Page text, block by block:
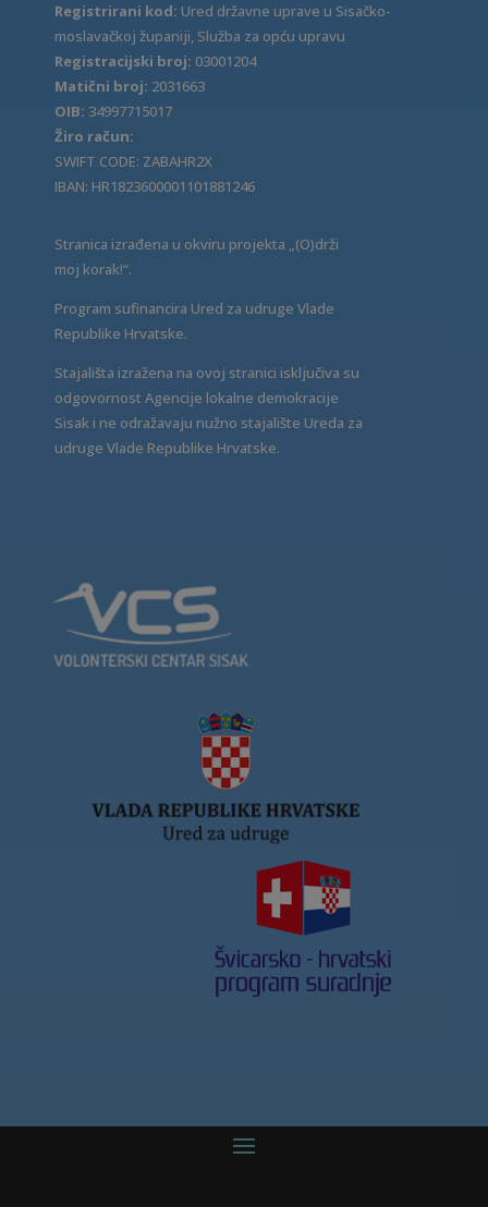
Registrirani kod: Ured državne uprave u Sisačko-
moslavačkoj županiji, Služba za opću upravu
Registracijski broj: 03001204
Matični broj: 2031663
OIB: 34997715017
Žiro račun:
SWIFT CODE: ZABAHR2X
IBAN: HR1823600001101881246
Stranica izrađena u okviru projekta „(O)drži
moj korak!“.
Program sufinancira Ured za udruge Vlade
Republike Hrvatske.
Stajališta izražena na ovoj stranici isključiva su
odgovornost Agencije lokalne demokracije
Sisak i ne odražavaju nužno stajalište Ureda za
udruge Vlade Republike Hrvatske.